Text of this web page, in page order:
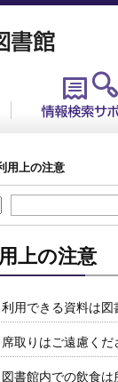
用上の注意
上の注意
利用できる資料は図
席取りはご遠慮くだ
図書館内での飲食は